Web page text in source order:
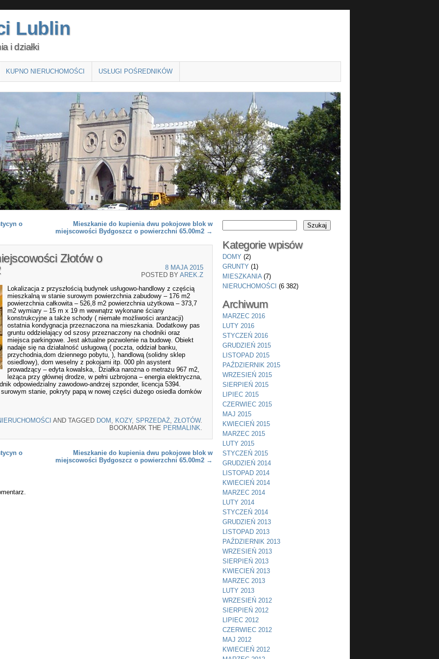
Lublin
i działki
KUPNO NIERUCHOMOŚCI USŁUGI POŚREDNIKÓW
o
Mieszkanie do kupienia dwu pokojowe blok w
miejscowości Bydgoszcz o powierzchni 65.00m2 →
Złotów o
8 MAJA 2015
POSTED BY AREK.Z
Lokalizacja z przyszłością budynek usługowo-handlowy z częścią
mieszkalną w stanie surowym powierzchnia zabudowy – 176 m2
powierzchnia całkowita – 526,8 m2 powierzchnia użytkowa – 373,7
m2 wymiary – 15 m x 19 m wewnątrz wykonane ściany
konstrukcyjne a także schody ( niemałe możliwości aranżacji)
ostatnia kondygnacja przeznaczona na mieszkania. Dodatkowy pas
gruntu oddzielający od szosy przeznaczony na chodniki oraz
miejsca parkingowe. Jest aktualne pozwolenie na budowę. Obiekt
nadaje się na działalność usługową ( poczta, oddział banku,
przychodnia,dom dziennego pobytu, ), handlową (solidny sklep
osiedlowy), dom weselny z pokojami itp. 000 pln asystent
prowadzący – edyta kowalska,. Działka narożna o metrażu 967 m2,
leżąca przy głównej drodze, w pełni uzbrojona – energia elektryczna,
odpowiedzialny zawodowo-andrzej szponder, licencja 5394.
stanie, pokryty papą w nowej części dużego osiedla domków
AND TAGGED DOM KOZY, SPRZEDAŻ ZŁOTÓW.
BOOKMARK THE PERMALINK
o
Mieszkanie do kupienia dwu pokojowe blok w
miejscowości Bydgoszcz o powierzchni 65.00m2 →
Kategorie wpisów
DOMY (2)
GRUNTY (1)
MIESZKANIA(7)
NIERUCHOMOŚCI (6 382)
Archiwum
MARZEC 2016
LUTY 2016
STYCZEŃ 2016
GRUDZIEŃ 2015
LISTOPAD 2015
PAŹDZIERNIK 2015
WRZESIEŃ 2015
SIERPIEŃ 2015
LIPIEC 2015
CZERWIEC 2015
MAJ 2015
KWIECIEŃ 2015
MARZEC 2015
LUTY 2015
STYCZEŃ 2015
GRUDZIEŃ 2014
LISTOPAD 2014
KWIECIEŃ 2014
MARZEC 2014
LUTY 2014
STYCZEŃ 2014
GRUDZIEŃ 2013
LISTOPAD 2013
PAŹDZIERNIK 2013
WRZESIEŃ 2013
SIERPIEŃ 2013
KWIECIEŃ 2013
MARZEC 2013
LUTY 2013
WRZESIEŃ 2012
SIERPIEŃ 2012
LIPIEC 2012
CZERWIEC 2012
MAJ 2012
KWIECIEŃ 2012